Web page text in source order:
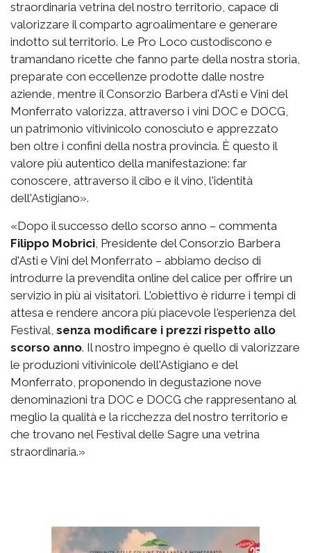
straordinaria vetrina del nostro territorio, capace di
valorizzare il comparto agroalimentare e generare
indotto sul territorio. Le Pro Loco custodiscono e
tramandano ricette che fanno parte della nostra storia,
preparate con eccellenze prodotte dalle nostre
aziende, mentre il Consorzio Barbera d'Asti e Vini del
Monferrato valorizza, attraverso i vini DOC e DOCG,
un patrimonio vitivinicolo conosciuto e apprezzato
ben oltre i confini della nostra provincia. È questo il
valore più autentico della manifestazione: far
conoscere, attraverso il cibo e il vino, l'identità
dell'Astigiano».
«Dopo il successo dello scorso anno – commenta
Filippo Mobrici , Presidente del Consorzio Barbera
d'Asti e Vini del Monferrato – abbiamo deciso di
introdurre la prevendita online del calice per offrire un
servizio in più ai visitatori. L'obiettivo è ridurre i tempi di
attesa e rendere ancora più piacevole l'esperienza del
Festival, senza modificare i prezzi rispetto allo
scorso anno. Il nostro impegno è quello di valorizzare
le produzioni vitivinicole dell'Astigiano e del
Monferrato, proponendo in degustazione nove
denominazioni tra DOC e DOCG che rappresentano al
meglio la qualità e la ricchezza del nostro territorio e
che trovano nel Festival delle Sagre una vetrina
straordinaria.»